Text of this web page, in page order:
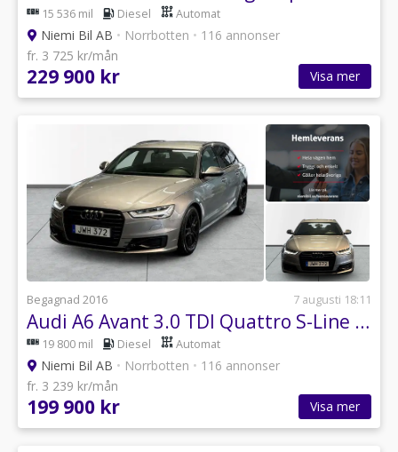
15 536 mil Diesel Automat
Niemi Bil AB • Norrbotten • 116 annonser
fr. 3 725 kr/mån
229 900 kr Visa mer
Begagnad 2016 7 augusti 18:11
Audi A6 Avant 3.0 TDI Quattro S-Line S-Tronic Motorvärmare
19 800 mil Diesel Automat
Niemi Bil AB • Norrbotten • 116 annonser
fr. 3 239 kr/mån
199 900 kr Visa mer